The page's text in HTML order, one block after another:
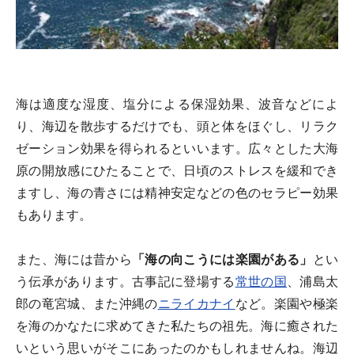
海は適度な湿度、塩分による保湿効果、波音などによ
り、海辺を散歩するだけでも、頭と体をほぐし、リラク
ゼーション効果を得られるといいます。広々とした大海
原の開放感にひたることで、日頃のストレスを緩和でき
ますし、海の青さには精神安定などの色のセラピー効果
もあります。
また、海には昔から 「海の向こうには楽園がある」 とい
う伝承があります。古事記に登場する常世の国 、浦島太
郎の竜宮城、また沖縄のニライカナイ など。楽園や極楽
を海のかなたに求めてきた私たちの祖先。海に癒された
いという思いがそこにあったのかもしれませんね。海辺